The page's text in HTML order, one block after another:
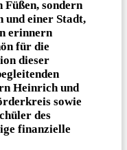
sondern
und einer Stadt,
erinnern
für die
dieser
Heinrich und
sowie
des
finanzielle